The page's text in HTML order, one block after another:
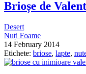
Brioșe de
Desert
Nuți Foame
14 February 2014
Etichete: briose, lapte,